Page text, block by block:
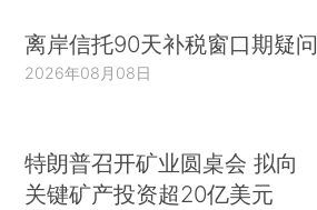
离岸信托90天补税窗口期疑问
2026年08月08日
特朗普召开矿业圆桌会 拟向
关键矿产投资超20亿美元